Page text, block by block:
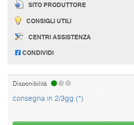
SITO PRODUTTORE
CONSIGLI UTILI
CENTRI ASSISTENZA
CONDIVIDI
Disponibilità
consegna in 2/3gg (*)